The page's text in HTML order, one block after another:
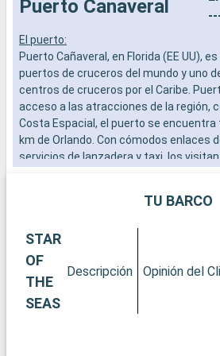
Puerto Canaveral
El puerto:
Puerto Cañaveral, en Florida (EE UU),
puertos de cruceros del mundo y uno
centros de cruceros por el Caribe.
acceso a las atracciones de la región,
Costa Espacial, el puerto se encuentra
km de Orlando. Con cómodos enlaces
servicios de lanzadera y taxi, los
Puerto Cañaveral ofrece rápido acceso
experiencias, desde tranquilas playas
El cercano Complejo de Visitantes del
Kennedy es un destino obligado para
interesada en el espacio y la
TU BARCO
STAR
OF
THE
SEAS
Descripción Opinión del